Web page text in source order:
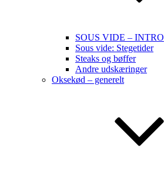
SOUS VIDE – INTRO
Sous vide: Stegetider
Steaks og bøffer
Andre udskæringer
Oksekød – generelt